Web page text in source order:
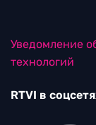
Уведомление
технологий
RTVI в